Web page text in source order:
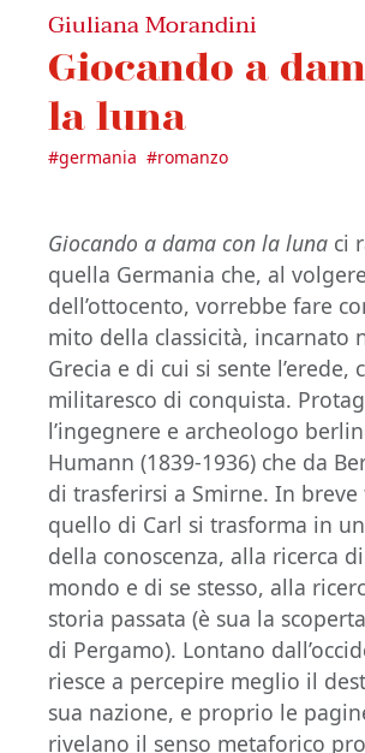
Giuliana Morandini
Giocando a
la luna
#germania #romanzo
Giocando a dama con la luna ci
quella Germania che, al volgere
dell’ottocento, vorrebbe fare
mito della classicità, incarnato
Grecia e di cui si sente l’erede,
militaresco di conquista.
l’ingegnere e archeologo
Humann (1839-1936) che da
di trasferirsi a Smirne. In breve
quello di Carl si trasforma in
della conoscenza, alla ricerca
mondo e di se stesso, alla
storia passata (è sua la
di Pergamo). Lontano
riesce a percepire meglio il
sua nazione, e proprio le
rivelano il senso metaforico